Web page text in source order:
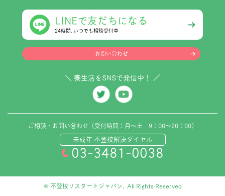
LINEで友だちになる
24時間､いつでも相談受付中
お問い合わせ
＼ 寮生活をSNSで発信中！ ／
ご相談・お問い合わせ（受付時間：月～土 9：00～20：00）
未成年 不登校解決ダイヤル
03-3481-0038
© 不登校リスタートジャパン. All Rights Reserved